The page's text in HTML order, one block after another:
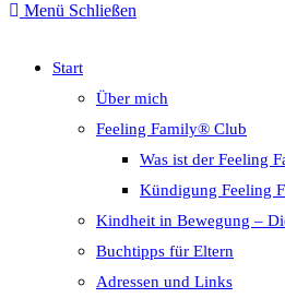
Menü Schließen
Start
Über mich
Feeling Family® Club
Was ist der Feeling
Kündigung Feeling
Kindheit in Bewegung –
Buchtipps für Eltern
Adressen und Links